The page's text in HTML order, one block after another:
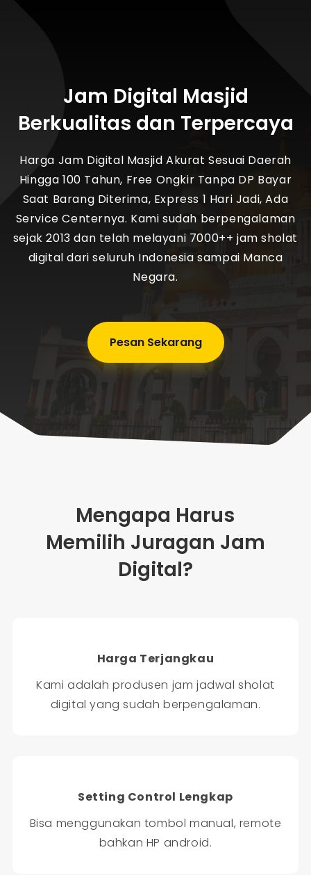
Jam Digital Masjid
Berkualitas dan Terpercaya
Harga Jam Digital Masjid Akurat Sesuai Daerah
Hingga 100 Tahun, Free Ongkir Tanpa DP Bayar
Saat Barang Diterima, Express 1 Hari Jadi, Ada
Service Centernya. Kami sudah berpengalaman
sejak 2013 dan telah melayani 7000++ jam sholat
digital dari seluruh Indonesia sampai Manca
Negara.
Pesan Sekarang
Mengapa Harus
Memilih Juragan Jam
Digital?
Harga Terjangkau
Kami adalah produsen jam jadwal sholat
digital yang sudah berpengalaman.
Setting Control Lengkap
Bisa menggunakan tombol manual, remote
bahkan HP android.